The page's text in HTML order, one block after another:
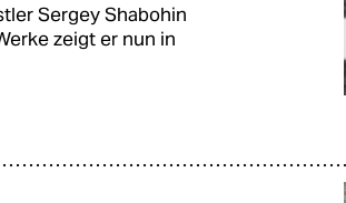
Sergey Shabohin
zeigt er nun in